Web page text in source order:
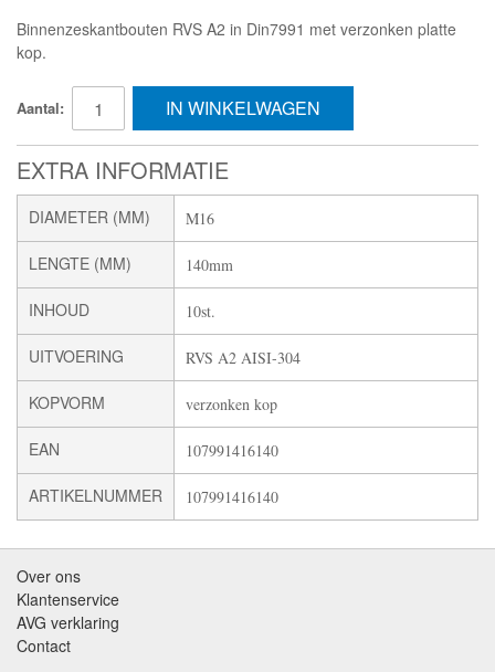
Binnenzeskantbouten RVS A2 in Din7991 met verzonken platte
kop.
Aantal: IN WINKELWAGEN
EXTRA INFORMATIE
DIAMETER (MM) M16
LENGTE (MM) 140mm
INHOUD 10st.
UITVOERING RVS A2 AISI-304
KOPVORM verzonken kop
EAN 107991416140
ARTIKELNUMMER 107991416140
Over ons
Klantenservice
AVG verklaring
Contact